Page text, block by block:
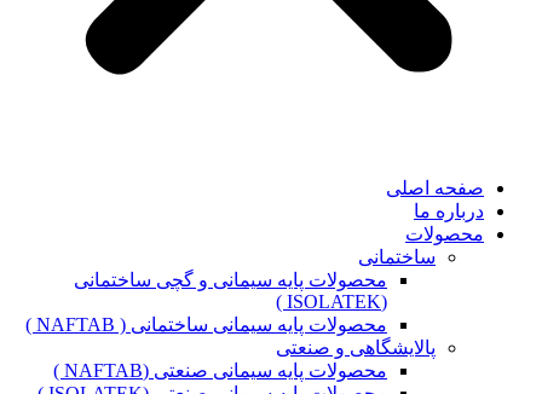
صفحه اصلی
درباره ما
محصولات
ساختمانی
محصولات پایه سیمانی و گچی ساختمانی
(ISOLATEK )
محصولات پایه سیمانی ساختمانی ( NAFTAB )
پالایشگاهی و صنعتی
محصولات پایه سیمانی صنعتی (NAFTAB )